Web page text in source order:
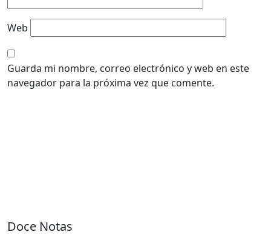
Web
Guarda mi nombre, correo electrónico y web en este
navegador para la próxima vez que comente.
Doce Notas